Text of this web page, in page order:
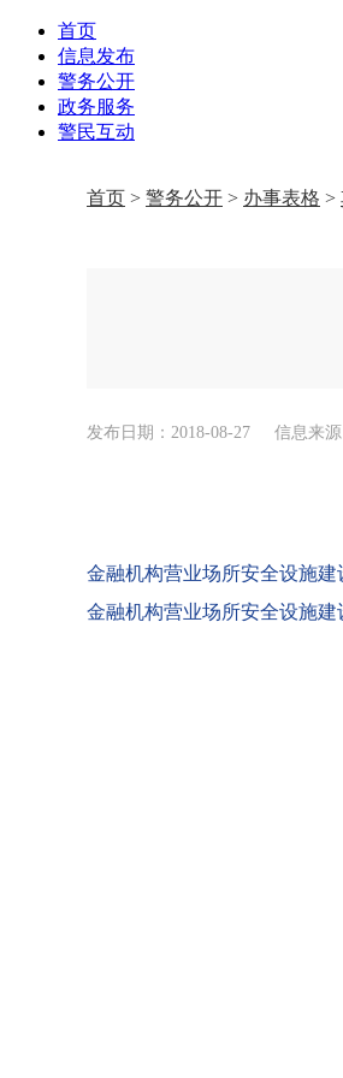
首页
信息发布
警务公开
政务服务
警民互动
首页 > 警务公开 > 办事表格 >
发布日期：2018-08-27 信息来
金融机构营业场所安全设施建
金融机构营业场所安全设施建